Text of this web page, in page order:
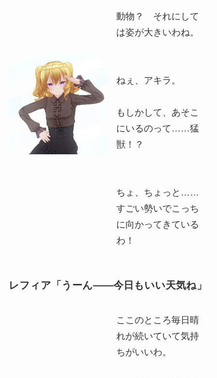
動物？ それにして
は姿が大きいわね。
ねぇ、アキラ。
もしかして、あそこ
にいるのって……猛
獣！？
ちょ、ちょっと……
すごい勢いでこっち
に向かってきている
わ！
レフィア「うーん――今日もいい天気ね」
ここのところ毎日晴
れが続いていて気持
ちがいいわ。